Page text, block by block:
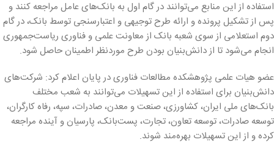
استفاده از این منابع می‌توانند در گام اول به بانک‌های عامل مراجعه کنند و
پس از تشکیل پرونده و ارائه طرح توجیهی و اعتبارسنجی توسط بانک، در گام
دوم استعلامی از سوی شعبه بانک از معاونت علمی و فناوری ریاست‌جمهوری
انجام می‌شود تا از دانش‌بنیان بودن طرح موردنظر اطمینان حاصل شود.
عضو هیات علمی پژوهشکده مطالعات فناوری در پایان اعلام کرد: شرکت‌های
دانش‌بنیان برای استفاده از این تسهیلات می‌توانند به شعب مختلف
بانک‌های ملی ایران، کشاورزی، صنعت و معدن، صادرات، سپه، رفاه کارگران،
توسعه صادرات، توسعه تعاون، تجارت، پست‌بانک، پارسیان و آینده مراجعه
کرده و از این تسهیلات بهره‌مند شوند.